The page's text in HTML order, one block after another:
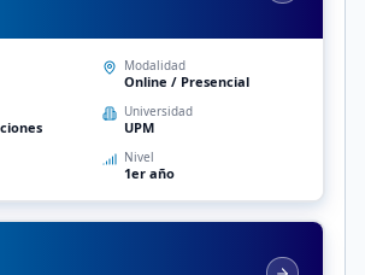
Modalidad
Online / Presencial
Universidad
UPM
Nivel
1er año